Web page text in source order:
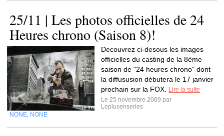
25/11 | Les photos officielles de 24
Heures chrono (Saison 8)!
Decouvrez ci-desous les images
officielles du casting de la 8ème
saison de "24 heures chrono" dont
la diffususion débutera le 17 janvier
prochain sur la FOX.
Lire la suite
Le 25 novembre 2009 par
Leplusenseries
NONE NONE